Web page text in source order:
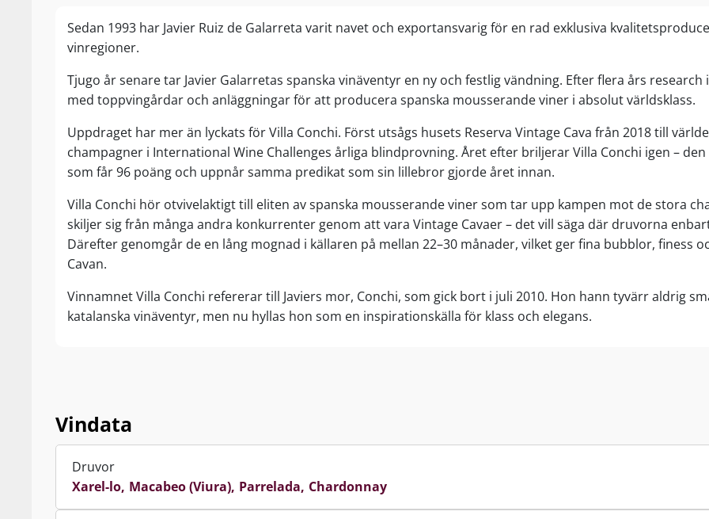
Sedan 1993 har Javier Ruiz de Galarreta varit navet och exportansvarig för en rad exklusiva
vinregioner.
Tjugo år senare tar Javier Galarretas spanska vinäventyr en ny och festlig vändning. Efter flera års
med toppvingårdar och anläggningar för att producera spanska mousserande viner i absolut världsklass.
Uppdraget har mer än lyckats för Villa Conchi. Först utsågs husets Reserva Vintage Cava från 2018 till
champagner i International Wine Challenges årliga blindprovning. Året efter briljerar Villa Conchi igen –
som får 96 poäng och uppnår samma predikat som sin lillebror gjorde året innan.
Villa Conchi hör otvivelaktigt till eliten av spanska mousserande viner som tar upp kampen mot de stora
skiljer sig från många andra konkurrenter genom att vara Vintage Cavaer – det vill säga där druvorna
Därefter genomgår de en lång mognad i källaren på mellan 22–30 månader, vilket ger fina bubblor, finess
Cavan.
Vinnamnet Villa Conchi refererar till Javiers mor, Conchi, som gick bort i juli 2010. Hon hann tyvärr aldrig
katalanska vinäventyr, men nu hyllas hon som en inspirationskälla för klass och elegans.
Vindata
Druvor
Xarel-lo Macabeo (Viura) Parrelada Chardonnay